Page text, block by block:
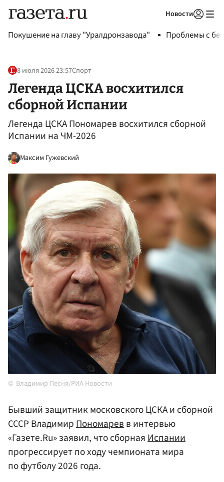
Новости
Покушение на главу "Уралдронзавода" Проблемы с
8 июля 2026 23:57Спорт
Легенда ЦСКА восхитился
сборной Испании
Легенда ЦСКА Пономарев восхитился сборной
Испании на ЧМ-2026
Максим Гужевский
Владимир Песня/РИА Новости
Бывший защитник московского ЦСКА и сборной
СССР ВладимирПономаревв интервью
«Газете.Ru» заявил, что сборнаяИспании
прогрессирует по ходу чемпионата мира
по футболу 2026 года.